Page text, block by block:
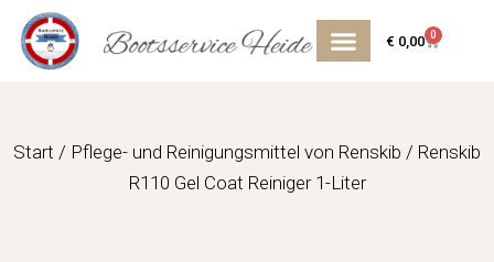
Inhalt
springen
€ 0,00 0
Cart
Start / Pflege- und Reinigungsmittel von Renskib / Renskib
R110 Gel Coat Reiniger 1-Liter